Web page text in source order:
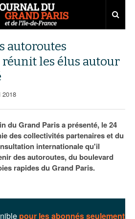
Paris
autoroutes
les élus autour
2018
du Grand Paris a présenté, le 24
des collectivités partenaires et du
internationale qu'il
des autoroutes, du boulevard
rapides du Grand Paris.
pour les abonnés seulement